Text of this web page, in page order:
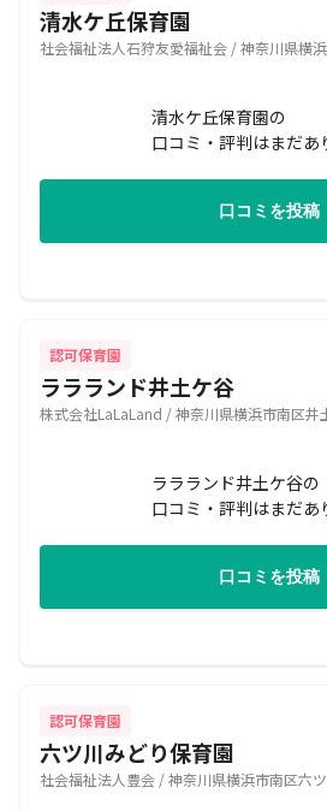
清水ケ丘保育園
社会福祉法人石狩友愛福祉会 / 神奈川県横
清水ケ丘保育園の
口コミ・評判はまだあ
口コミを投稿
認可保育園
ララランド井土ケ谷
株式会社LaLaLand / 神奈川県横浜市南区井
ララランド井土ケ谷の
口コミ・評判はまだあ
口コミを投稿
認可保育園
六ツ川みどり保育園
社会福祉法人豊会 / 神奈川県横浜市南区六